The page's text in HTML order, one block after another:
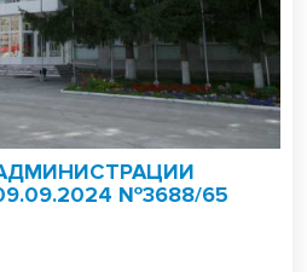
№3688/65